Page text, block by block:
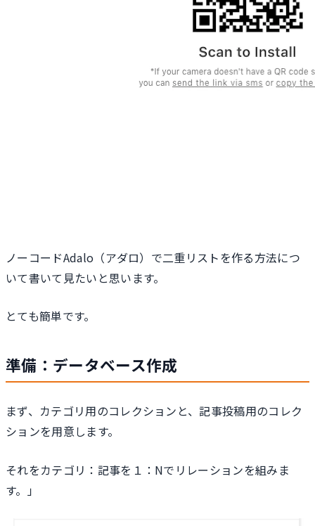
ノーコードAdalo（アダロ）で二重リストを作る方法につ
いて書いて見たいと思います。
とても簡単です。
準備：データベース作成
まず、カテゴリ用のコレクションと、記事投稿用のコレク
ションを用意します。
それをカテゴリ：記事を１：Nでリレーションを組みま
す。」